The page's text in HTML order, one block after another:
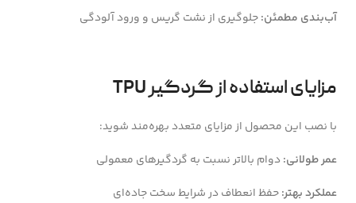
آب‌بندی مطمئن:جلوگیری از نشت گریس و ورود آلودگی
مزایای استفاده از گردگیر TPU
با نصب این محصول از مزایای متعدد بهره‌مند شوید:
عمر طولانی:دوام بالاتر نسبت به گردگیرهای معمولی
عملکرد بهتر:حفظ انعطاف در شرایط سخت جاده‌ای